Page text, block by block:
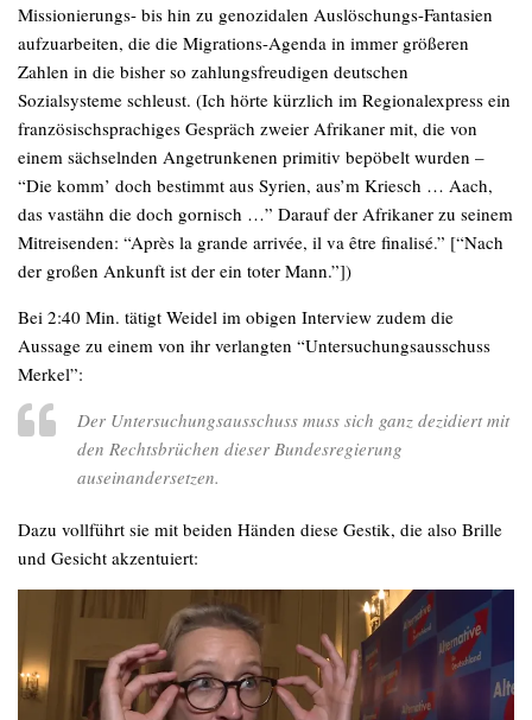
Missionierungs- bis hin zu genozidalen Auslöschungs-Fantasien
aufzuarbeiten, die die Migrations-Agenda in immer größeren
Zahlen in die bisher so zahlungsfreudigen deutschen
Sozialsysteme schleust. (Ich hörte kürzlich im Regionalexpress ein
französischsprachiges Gespräch zweier Afrikaner mit, die von
einem sächselnden Angetrunkenen primitiv bepöbelt wurden –
“Die komm’ doch bestimmt aus Syrien, aus’m Kriesch … Aach,
das vastähn die doch gornisch …” Darauf der Afrikaner zu seinem
Mitreisenden: “Après la grande arrivée, il va être finalisé.” [“Nach
der großen Ankunft ist der ein toter Mann.”])
Bei 2:40 Min. tätigt Weidel im obigen Interview zudem die
Aussage zu einem von ihr verlangten “Untersuchungsausschuss
Merkel”:
Der Untersuchungsausschuss muss sich ganz dezidiert mit
den Rechtsbrüchen dieser Bundesregierung
auseinandersetzen.
Dazu vollführt sie mit beiden Händen diese Gestik, die also Brille
und Gesicht akzentuiert: